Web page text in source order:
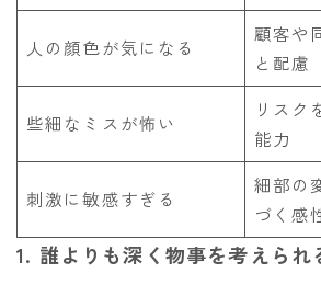
人の顔色が気になる
顧客や
と配慮
些細なミスが怖い
リスク
能力
刺激に敏感すぎる
細部の
づく感
1. 誰よりも深く物事を考えられ